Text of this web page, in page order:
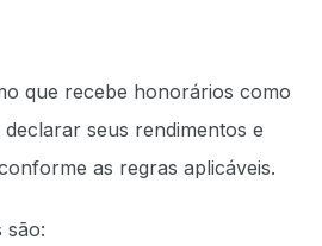
que recebe honorários como
seus rendimentos e
as regras aplicáveis.
são: